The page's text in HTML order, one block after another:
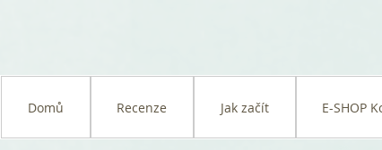
Domů Recenze Jak začít E-SHOP